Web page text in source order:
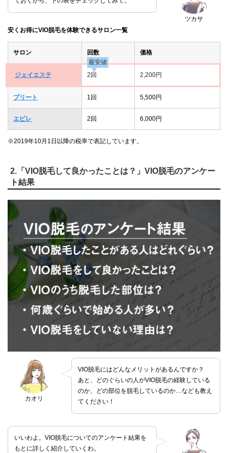
ツカサ
安くお得にVIO脱毛を体験できるサロン一覧
サロン 回数 価格
ジェイエステ
最安値
2回
2,200円
プリート 1回 5,500円
エピレ 2回 6,000円
※2019年10月1日以降の税率で表記しています。
2.「VIO脱毛して良かったことは？」VIO脱毛のアンケー
ト結果
カオリ
VIO脱毛にはどんなメリットがあるんですか？
あと、どのぐらいの人がVIO脱毛の経験している
のか、どの部位を脱毛しているのか…なども教え
てください！
いいわよ。VIO脱毛についてのアンケート結果を
もとに詳しく紹介していくわ。